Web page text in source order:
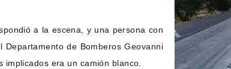
a la escena, y una persona con
de Bomberos Geovanni
era un camión blanco.